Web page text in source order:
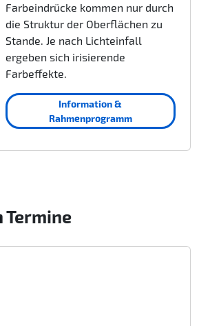
Farbeindrücke kommen nur durch
die Struktur der Oberflächen zu
Stande. Je nach Lichteinfall
ergeben sich irisierende
Farbeffekte.
Information &
Rahmenprogramm
Termine